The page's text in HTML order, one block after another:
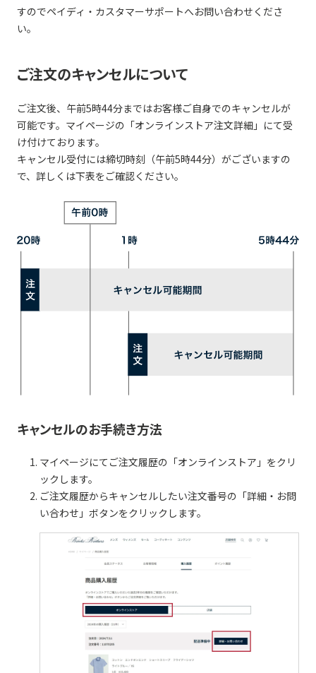
すのでペイディ・カスタマーサポートへお問い合わせくださ
い。
ご注文のキャンセルについて
ご注文後、午前5時44分まではお客様ご自身でのキャンセルが
可能です。マイページの「オンラインストア注文詳細」にて受
け付けております。
キャンセル受付には締切時刻（午前5時44分）がございますの
で、詳しくは下表をご確認ください。
キャンセルのお手続き方法
マイページにてご注文履歴の「オンラインストア」をクリ
ックします。
ご注文履歴からキャンセルしたい注文番号の「詳細・お問
い合わせ」ボタンをクリックします。